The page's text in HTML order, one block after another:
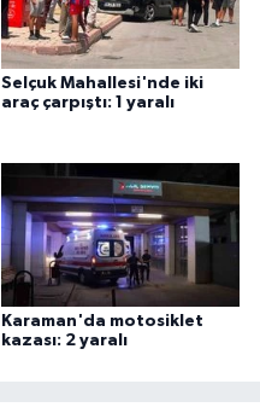
Selçuk Mahallesi'nde iki
araç çarpıştı: 1 yaralı
Karaman'da motosiklet
kazası: 2 yaralı